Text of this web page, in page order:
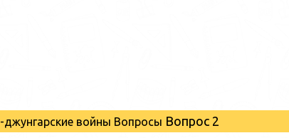
джунгарские войны Вопросы Вопрос 2